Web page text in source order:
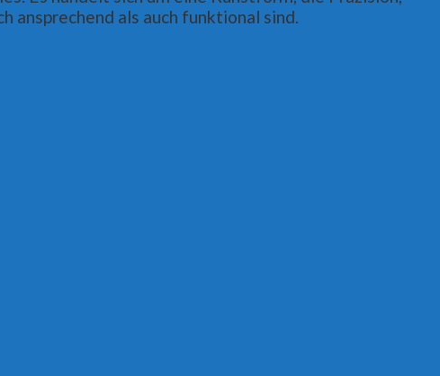
ansprechend als auch funktional sind.